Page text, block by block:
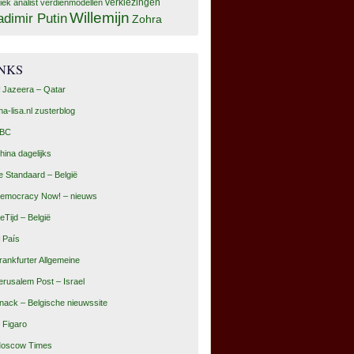
analist verdienmodellen verkiezingen
PutinWillemijn Zohra
Jazeera – Qatar
lisa.nl zusterblog
dagelijks
Standaard – België
Now! – nieuws
– België
País
Allgemeine
Post – Israel
– Belgische nieuwssite
Figaro
Times